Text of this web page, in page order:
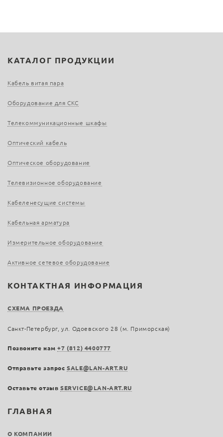
ГЛАВНАЯ
О КОМПАНИИ
КАТАЛОГ ПРОДУКЦИИ
Кабель витая пара
Оборудование для СКС
Телекоммуникационные шкафы
Оптический кабель
Оптическое оборудование
Телевизионное оборудование
Кабеленесущие системы
Кабельная арматура
Измерительное оборудование
Активное сетевое оборудование
КОНТАКТНАЯ ИНФОРМАЦИЯ
СХЕМА ПРОЕЗДА
Санкт-Петербург, ул. Одоевского 28 (м. Приморская)
Позвоните нам+7 (812) 4400777
Отправьте запросSALE@LAN-ART.RU
Оставьте отзыв SERVICE@LAN-ART.RU